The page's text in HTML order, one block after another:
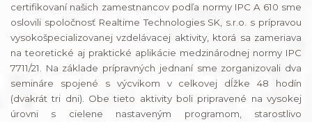
certifikovaní našich zamestnancov podľa normy IPC A 610 sme
oslovili spoločnosť Realtime Technologies SK, s.r.o. s prípravou
vysokošpecializovanej vzdelávacej aktivity, ktorá sa zameriava
na teoretické aj praktické aplikácie medzinárodnej normy IPC
7711/21. Na základe prípravných jednaní sme zorganizovali dva
semináre spojené s výcvikom v celkovej dĺžke 48 hodín
(dvakrát tri dni). Obe tieto aktivity boli pripravené na vysokej
úrovni s cielene nastaveným programom, starostlivo